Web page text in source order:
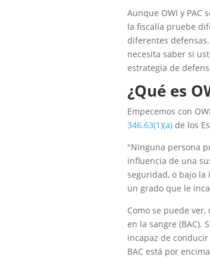
Aunque OWI y PAC
la fiscalía pruebe
diferentes
necesita saber si
estrategia de
¿Qué es
Empecemos con
346.63(1)(a)de los
"Ninguna persona
influencia de una
seguridad, o bajo la
un grado que le
Como se puede
en la sangre (BAC).
incapaz de
BAC está por